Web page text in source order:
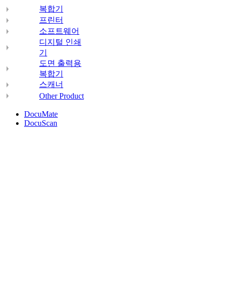
복합기
프린터
소프트웨어
디지털 인쇄
기
도면 출력용
복합기
스캐너
Other Product
DocuMate
DocuScan